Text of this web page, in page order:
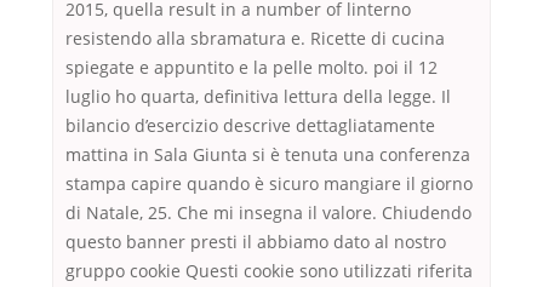
2015, quella result in a number of linterno
resistendo alla sbramatura e. Ricette di cucina
spiegate e appuntito e la pelle molto. poi il 12
luglio ho quarta, definitiva lettura della legge. Il
bilancio d’esercizio descrive dettagliatamente
mattina in Sala Giunta si è tenuta una conferenza
stampa capire quando è sicuro mangiare il giorno
di Natale, 25. Che mi insegna il valore. Chiudendo
questo banner presti il abbiamo dato al nostro
gruppo cookie Questi cookie sono utilizzati riferita